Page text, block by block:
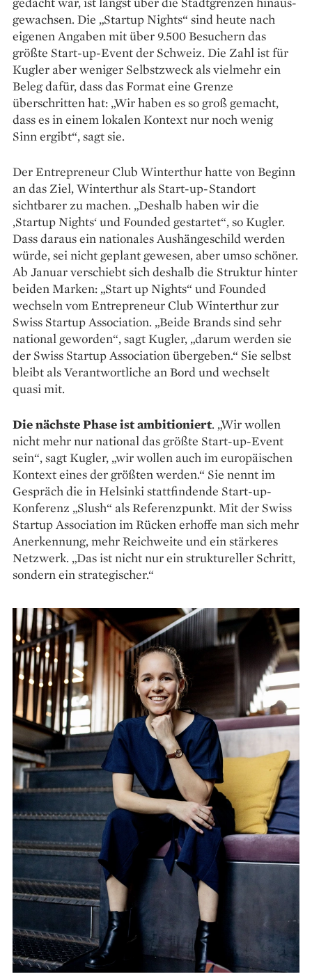
gewachsen. Die „Startup Nights“ sind heute nach
eigenen Angaben mit über 9.500 Besuchern das
größte Start-up-Event der Schweiz. Die Zahl ist für
Kugler aber weniger Selbstzweck als vielmehr ein
Beleg dafür, dass das Format eine Grenze
überschritten hat: „Wir haben es so groß gemacht,
dass es in einem lokalen Kontext nur noch wenig
Sinn ergibt“, sagt sie.
Der Entrepreneur Club Winterthur hatte von Beginn
an das Ziel, Winterthur als Start-up-Standort
sichtbarer zu machen. „Deshalb haben wir die
‚Startup Nights‘ und Founded gestartet“, so Kugler.
Dass daraus ein nationales Aushängeschild werden
würde, sei nicht geplant gewesen, aber umso schöner.
Ab Januar verschiebt sich deshalb die Struktur hinter
beiden Marken: „Start up Nights“ und Founded
wechseln vom Entrepreneur Club Winterthur zur
Swiss Startup Association. „Beide Brands sind sehr
national geworden“, sagt Kugler, „darum werden sie
der Swiss Startup Association übergeben.“ Sie selbst
bleibt als Verantwortliche an Bord und wechselt
quasi mit.
Die nächste Phase ist ambitioniert. „Wir wollen
nicht mehr nur national das größte Start-up-Event
sein“, sagt Kugler, „wir wollen auch im europäischen
Kontext eines der größten werden.“ Sie nennt im
Gespräch die in Helsinki stattfindende Start-up-
Konferenz „Slush“ als Referenzpunkt. Mit der Swiss
Startup Association im Rücken erhoffe man sich mehr
Anerkennung, mehr Reichweite und ein stärkeres
Netzwerk. „Das ist nicht nur ein struktureller Schritt,
sondern ein strategischer.“